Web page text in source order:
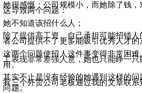
她很感慨：公司规模小，而她除了钱
这导致两个问题：
她不知道该招什么人；
除了提供高工资、自己承担可能招错
者公司提供不了更多能吸引优秀人才的
这两个问题使招人这件事变得非常困
工表现非常差强人意，她也只能睁一
用。
其实不止是没有经验的她遇到这样的
有三个外贸公司老板通过我的文章联
问题。